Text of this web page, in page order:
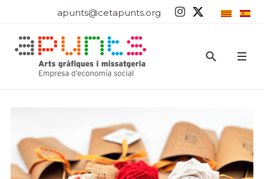
apunts@cetapunts.org